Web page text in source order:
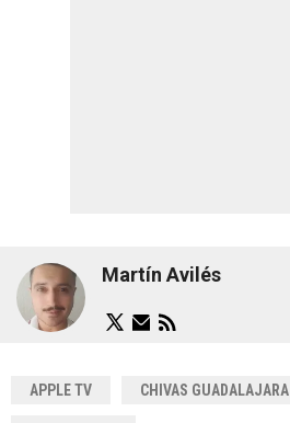
Martín Avilés
APPLE TV CHIVAS GUADALAJARA